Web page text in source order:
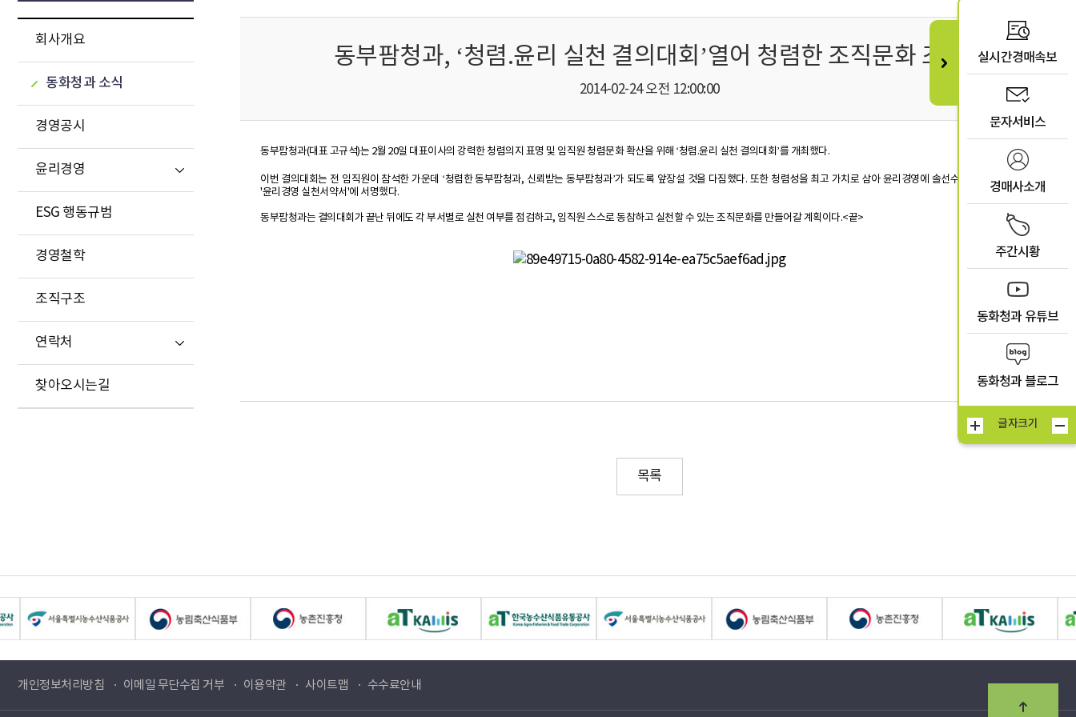
실시간경매속보
문자서비스
경매사소개
주간시황
동화청과 유튜브
동화청과 블로그
글자크기
회사개요
동화청과 소식
경영공시
윤리경영
ESG 행동규범
경영철학
조직구조
연락처
찾아오시는길
동부팜청과, ‘청렴.윤리 실천 결의대회’열어 청렴한 조직문화 조성
2014-02-24 오전 12:00:00
동부팜청과(대표 고규석)는 2월 20일 대표이사의 강력한 청렴의지 표명 및 임직원 청렴문화 확산을 위해 ‘청렴.윤리 실천 결의대회’를 개최했다.
이번 결의대회는 전 임직원이 참석한 가운데 ‘청렴한 동부팜청과, 신뢰받는 동부팜청과’가 되도록 앞장설 것을 다짐했다. 또한 청렴성을 최고 가치로 삼아 윤리경영에 솔선수범할 것을 강조하며
'윤리경영 실천서약서'에 서명했다.
동부팜청과는 결의대회가 끝난 뒤에도 각 부서별로 실천 여부를 점검하고, 임직원 스스로 동참하고 실천할 수 있는 조직문화를 만들어갈 계획이다.<끝>
목록
개인정보처리방침 이메일 무단수집 거부 이용약관 사이트맵 수수료안내